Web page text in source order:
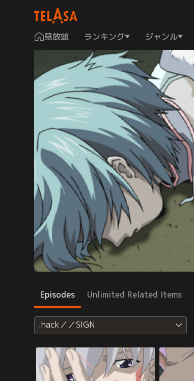
見放題 ランキング ジャンル
Episodes Unlimited Related Items
.hack／／SIGN